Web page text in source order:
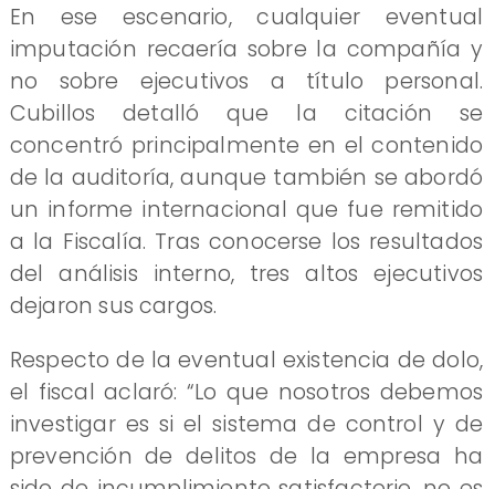
En ese escenario, cualquier eventual
imputación recaería sobre la compañía y
no sobre ejecutivos a título personal.
Cubillos detalló que la citación se
concentró principalmente en el contenido
de la auditoría, aunque también se abordó
un informe internacional que fue remitido
a la Fiscalía. Tras conocerse los resultados
del análisis interno, tres altos ejecutivos
dejaron sus cargos.
Respecto de la eventual existencia de dolo,
el fiscal aclaró: “Lo que nosotros debemos
investigar es si el sistema de control y de
prevención de delitos de la empresa ha